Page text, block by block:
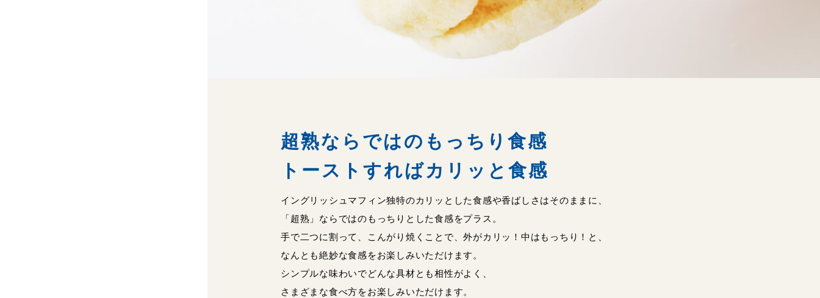
超熟ならではのもっちり食感
トーストすればカリッと食感
イングリッシュマフィン独特のカリッとした食感や香ばしさはそのままに、
「超熟」ならではのもっちりとした食感をプラス。
手で二つに割って、こんがり焼くことで、外がカリッ！中はもっちり！と、
なんとも絶妙な食感をお楽しみいただけます。
シンプルな味わいでどんな具材とも相性がよく、
さまざまな食べ方をお楽しみいただけます。